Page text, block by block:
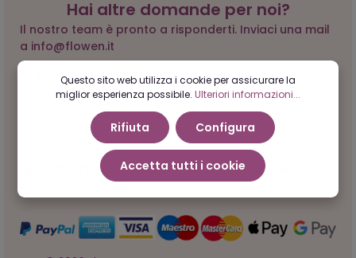
Hai altre domande per noi?
Il nostro team è pronto a risponderti. Inviaci una mail
a info@flowen.it
METODI DI PAGAMENTO ACCETTATI DA
Questo sito web utilizza i cookie per assicurare la
miglior esperienza possibile. Ulteriori informazioni...
Rifiuta Configura
Accetta tutti i cookie